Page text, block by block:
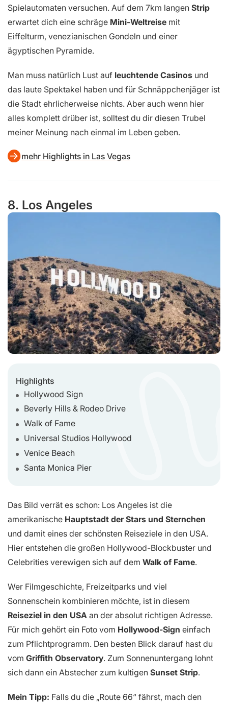
Spielautomaten versuchen. Auf dem 7km langen Strip
erwartet dich eine schräge Mini-Weltreise mit
Eiffelturm, venezianischen Gondeln und einer
ägyptischen Pyramide.
Man muss natürlich Lust auf leuchtende Casinos und
das laute Spektakel haben und für Schnäppchenjäger ist
die Stadt ehrlicherweise nichts. Aber auch wenn hier
alles komplett drüber ist, solltest du dir diesen Trubel
meiner Meinung nach einmal im Leben geben.
mehr Highlights in Las Vegas
8. Los Angeles
Highlights
Hollywood Sign
Beverly Hills & Rodeo Drive
Walk of Fame
Universal Studios Hollywood
Venice Beach
Santa Monica Pier
Das Bild verrät es schon: Los Angeles ist die
amerikanische Hauptstadt der Stars und Sternchen
und damit eines der schönsten Reiseziele in den USA.
Hier entstehen die großen Hollywood-Blockbuster und
Celebrities verewigen sich auf dem Walk of Fame.
Wer Filmgeschichte, Freizeitparks und viel
Sonnenschein kombinieren möchte, ist in diesem
Reiseziel in den USA an der absolut richtigen Adresse.
Für mich gehört ein Foto vom Hollywood-Sign einfach
zum Pflichtprogramm. Den besten Blick darauf hast du
vom Griffith Observatory. Zum Sonnenuntergang lohnt
sich dann ein Abstecher zum kultigen Sunset Strip.
Mein Tipp: Falls du die „Route 66“ fährst, mach den